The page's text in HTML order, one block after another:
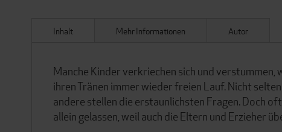
Inhalt
Manche Kinder verkriechen sich und verstummen,
ihren Tränen immer wieder freien Lauf. Nicht
andere stellen die erstaunlichsten Fragen. Doch
allein gelassen, weil auch die Eltern und Erzieher
Mehr Informationen Autor